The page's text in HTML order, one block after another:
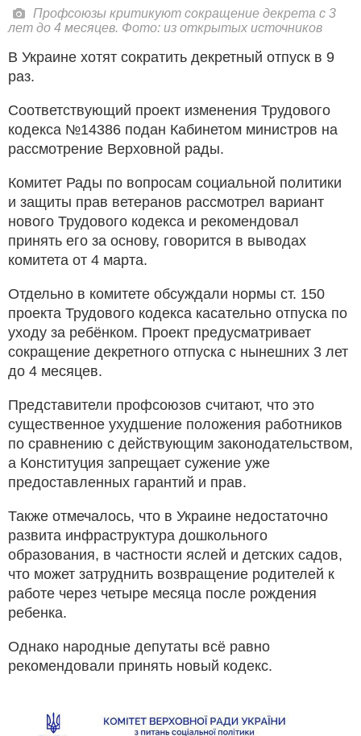
Профсоюзы критикуют сокращение декрета с 3
лет до 4 месяцев. Фото: из открытых источников
В Украине хотят сократить декретный отпуск в 9
раз.
Соответствующий проект изменения Трудового
кодекса №14386 подан Кабинетом министров на
рассмотрение Верховной рады.
Комитет Рады по вопросам социальной политики
и защиты прав ветеранов рассмотрел вариант
нового Трудового кодекса и рекомендовал
принять его за основу, говорится в выводах
комитета от 4 марта.
Отдельно в комитете обсуждали нормы ст. 150
проекта Трудового кодекса касательно отпуска по
уходу за ребёнком. Проект предусматривает
сокращение декретного отпуска с нынешних 3 лет
до 4 месяцев.
Представители профсоюзов считают, что это
существенное ухудшение положения работников
по сравнению с действующим законодательством,
а Конституция запрещает сужение уже
предоставленных гарантий и прав.
Также отмечалось, что в Украине недостаточно
развита инфраструктура дошкольного
образования, в частности яслей и детских садов,
что может затруднить возвращение родителей к
работе через четыре месяца после рождения
ребенка.
Однако народные депутаты всё равно
рекомендовали принять новый кодекс.